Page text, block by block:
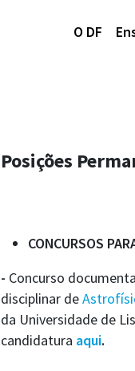
O DF
Posições
CONCURSOS
- Concurso
disciplinar de
da Universidade de
candidatura aqui.